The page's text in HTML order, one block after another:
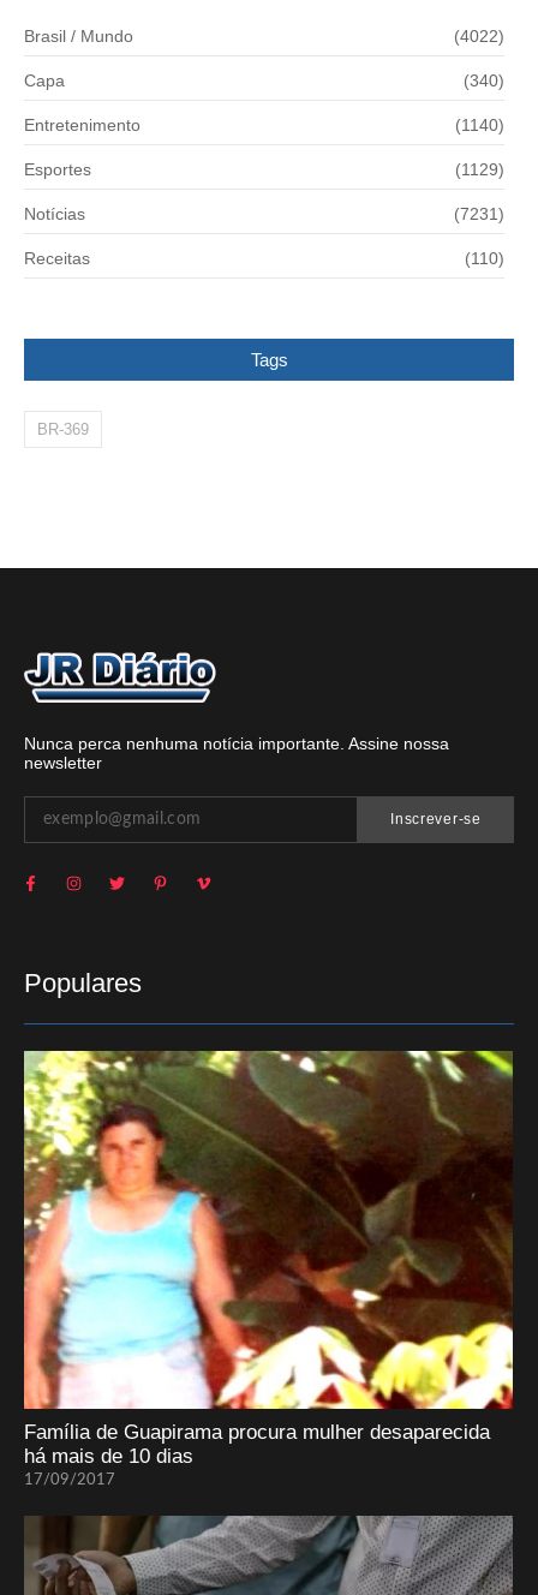
Brasil / Mundo (4022)
Capa (340)
Entretenimento (1140)
Esportes (1129)
Notícias (7231)
Receitas (110)
Tags
BR-369
Nunca perca nenhuma notícia importante. Assine nossa
newsletter
Inscrever-se
Populares
Família de Guapirama procura mulher desaparecida
há mais de 10 dias
17/09/2017